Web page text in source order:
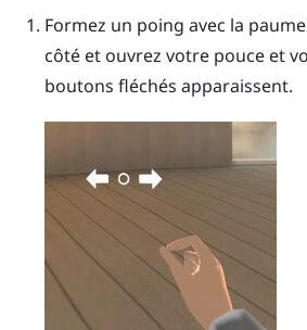
Formez un poing avec la
côté et ouvrez votre pouce et
boutons fléchés apparaissent.